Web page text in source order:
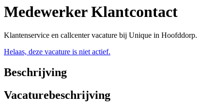
Medewerker Klantcontact
Klantenservice en callcenter vacature bij Unique in Hoofddorp.
Helaas, deze vacature is niet actief.
Beschrijving
Vacaturebeschrijving